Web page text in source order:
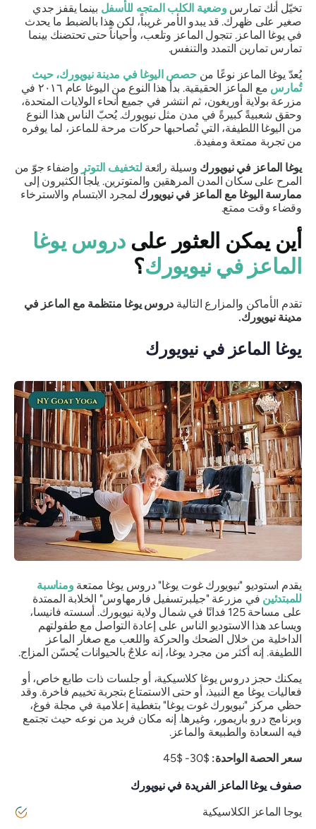
تخيّل أنك تمارس وضعية الكلب المتجه للأسفلبينما يقفز جدي
صغير على ظهرك. قد يبدو الأمر غريباً، لكن هذا بالضبط ما يحدث
في يوغا الماعز. تتجول الماعز وتلعب، وأحياناً حتى تحتضنك بينما
تمارس تمارين التمدد والتنفس.
يُعدّ يوغا الماعز نوعًا منحصص اليوغا في مدينة نيويورك، حيث
تُمارس
مع الماعز الحقيقية. بدأ هذا النوع من اليوغا عام ٢٠١٦ في
مزرعة بولاية أوريغون، ثم انتشر في جميع أنحاء الولايات المتحدة،
وحقق شعبيةً كبيرةً في مدن مثل نيويورك. يُحبّ الناس هذا النوع
من اليوغا اللطيفة، التي تُصاحبها حركات مرحة للماعز، لما يوفره
من تجربة ممتعة ومفيدة.
يوغا الماعز في نيويوركوسيلة رائعةلتخفيف التوتروإضفاء جوّ من
المرح على سكان المدن المرهقين والمتوترين. يلجأ الكثيرون إلى
ممارسة اليوغا مع الماعز في نيويوركلمجرد الابتسام والاسترخاء
وقضاء وقت ممتع.
أين يمكن العثور علىدروس يوغا
الماعز في نيويورك؟
تقدم الأماكن والمزارع التاليةدروس يوغا منتظمة مع الماعز في
مدينة نيويورك.
يوغا الماعز في نيويورك
يقدم استوديو "نيويورك غوت يوغا" دروس يوغا ممتعةومناسبة
للمبتدئينفي مزرعة "جيلبرتسفيل فارمهاوس" الخلابة الممتدة
على مساحة 125 فدانًا في شمال ولاية نيويورك. أسسته فانيسا،
ويساعد هذا الاستوديو الناس على إعادة التواصل مع طفولتهم
الداخلية من خلال الضحك والحركة واللعب مع صغار الماعز
اللطيفة. إنه أكثر من مجرد يوغا، إنه علاجٌ بالحيوانات يُحسّن المزاج.
يمكنك حجز دروس يوغا كلاسيكية، أو جلسات ذات طابع خاص، أو
فعاليات يوغا مع النبيذ، أو حتى الاستمتاع بتجربة تخييم فاخرة. وقد
حظي مركز "نيويورك غوت يوغا" بتغطية إعلامية في مجلة فوغ،
وبرنامج درو باريمور، وغيرها. إنه مكان فريد من نوعه حيث تجتمع
فيه السعادة والطبيعة والماعز.
سعر الحصة الواحدة:$30- $45
صفوف يوغا الماعز الفريدة في نيويورك
يوجا الماعز الكلاسيكية